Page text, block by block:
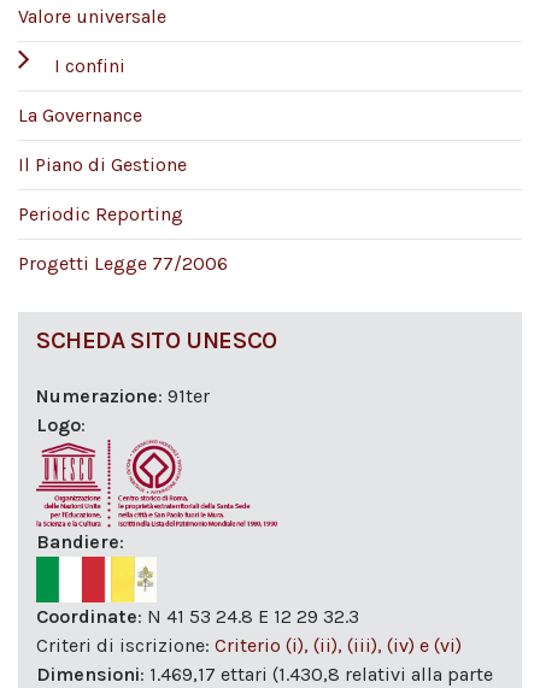
Valore universale
I confini
La Governance
Il Piano di Gestione
Periodic Reporting
Progetti Legge 77/2006
SCHEDA SITO UNESCO
Numerazione: 91ter
Logo:
Bandiere:
Coordinate: N 41 53 24.8 E 12 29 32.3
Criteri di iscrizione: Criterio (i), (ii), (iii), (iv) e (vi)
Dimensioni: 1.469,17 ettari (1.430,8 relativi alla parte